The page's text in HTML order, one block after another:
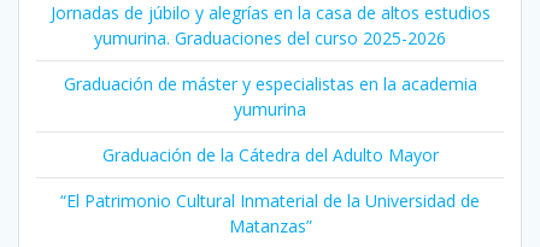
Jornadas de júbilo y alegrías en la casa de altos estudios
yumurina. Graduaciones del curso 2025-2026
Graduación de máster y especialistas en la academia
yumurina
Graduación de la Cátedra del Adulto Mayor
“El Patrimonio Cultural Inmaterial de la Universidad de
Matanzas”